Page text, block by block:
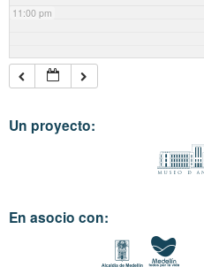
11:00 pm
Un proyecto:
En asocio con: